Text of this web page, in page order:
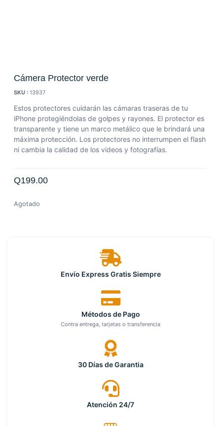
Cámera Protector verde
SKU : 13937
Estos protectores cuidarán las cámaras traseras de tu
iPhone protegiéndolas de golpes y rayones. El protector es
transparente y tiene un marco metálico que le brindará una
máxima protección. Los protectores no interrumpen el flash
ni cambia la calidad de los videos y fotografías.
Q199.00
Agotado
Envío Express Gratis Siempre
Métodos de Pago
Contra entrega, tarjetas o transferencia
30 Días de Garantia
Atención 24/7